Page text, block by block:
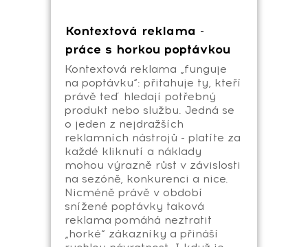
Kontextová reklama -
práce s horkou poptávkou
Kontextová reklama „funguje
na poptávku“: přitahuje ty, kteří
právě teď hledají potřebný
produkt nebo službu. Jedná se
o jeden z nejdražších
reklamních nástrojů - platíte za
každé kliknutí a náklady
mohou výrazně růst v závislosti
na sezóně, konkurenci a nice.
Nicméně právě v období
snížené poptávky taková
reklama pomáhá neztratit
„horké“ zákazníky a přináší